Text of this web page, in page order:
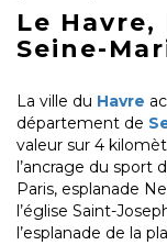
Le
Seine-
La ville du Havre
département de
valeur sur 4
l’ancrage du sport
Paris, esplanade
l’église Saint-
l’esplanade de la